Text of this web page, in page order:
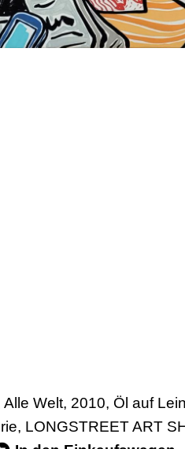
Alle Welt, 2010, Öl auf
LONGSTREET ART